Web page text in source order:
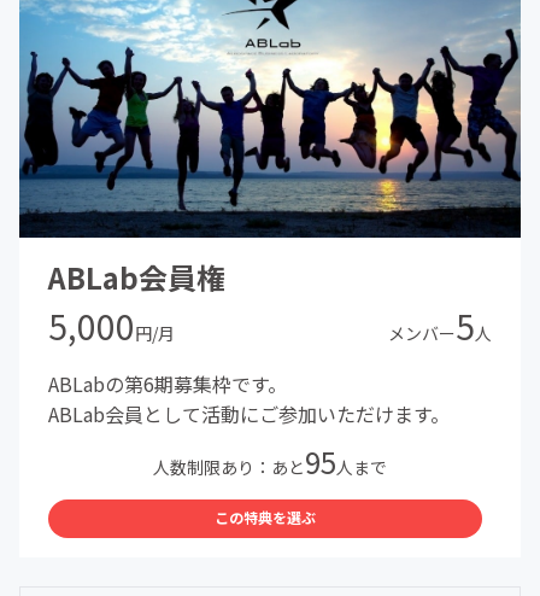
ABLab会員権
5,000円/月 メンバー5人
ABLabの第6期募集枠です。
ABLab会員として活動にご参加いただけます。
人数制限あり：あと95人まで
この特典を選ぶ